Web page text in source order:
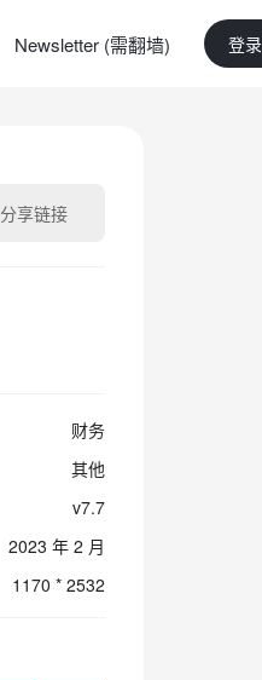
Newsletter (需翻墙) 登
分享链接
财务
其他
v7.7
2023 年 2 月
1170 * 2532